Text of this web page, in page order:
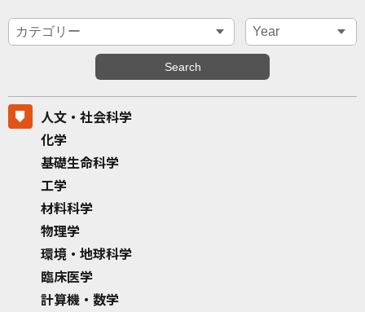
人文・社会科学
化学
基礎生命科学
工学
材料科学
物理学
環境・地球科学
臨床医学
計算機・数学